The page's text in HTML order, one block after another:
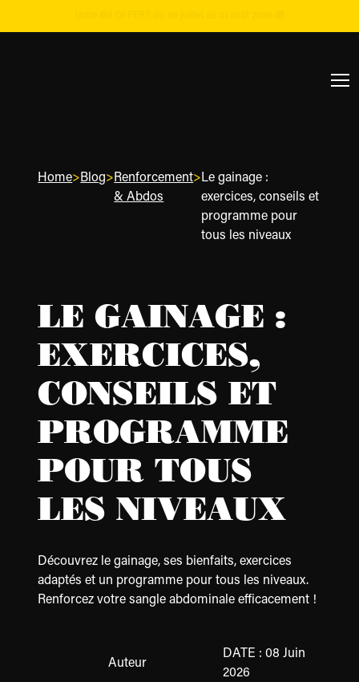
Home> Blog> Renforcement
& Abdos
> Le gainage :
exercices, conseils et
programme pour
tous les niveaux
LE GAINAGE :
EXERCICES,
CONSEILS ET
PROGRAMME
POUR TOUS
LES NIVEAUX
Découvrez le gainage, ses bienfaits, exercices
adaptés et un programme pour tous les niveaux.
Renforcez votre sangle abdominale efficacement !
Auteur
DATE : 08 Juin
2026